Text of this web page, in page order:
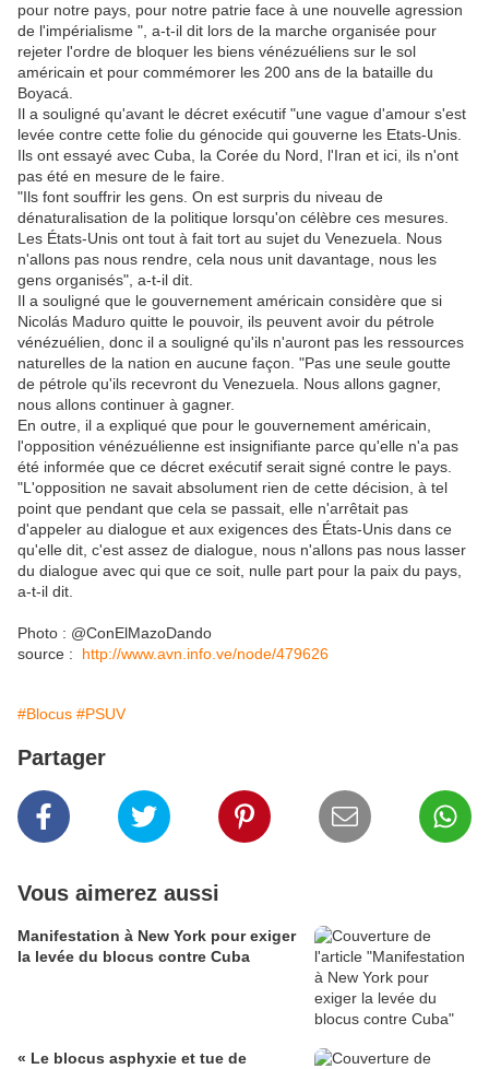
pour notre pays, pour notre patrie face à une nouvelle agression
de l'impérialisme ", a-t-il dit lors de la marche organisée pour
rejeter l'ordre de bloquer les biens vénézuéliens sur le sol
américain et pour commémorer les 200 ans de la bataille du
Boyacá.
Il a souligné qu'avant le décret exécutif "une vague d'amour s'est
levée contre cette folie du génocide qui gouverne les Etats-Unis.
Ils ont essayé avec Cuba, la Corée du Nord, l'Iran et ici, ils n'ont
pas été en mesure de le faire.
"Ils font souffrir les gens. On est surpris du niveau de
dénaturalisation de la politique lorsqu'on célèbre ces mesures.
Les États-Unis ont tout à fait tort au sujet du Venezuela. Nous
n'allons pas nous rendre, cela nous unit davantage, nous les
gens organisés", a-t-il dit.
Il a souligné que le gouvernement américain considère que si
Nicolás Maduro quitte le pouvoir, ils peuvent avoir du pétrole
vénézuélien, donc il a souligné qu'ils n'auront pas les ressources
naturelles de la nation en aucune façon. "Pas une seule goutte
de pétrole qu'ils recevront du Venezuela. Nous allons gagner,
nous allons continuer à gagner.
En outre, il a expliqué que pour le gouvernement américain,
l'opposition vénézuélienne est insignifiante parce qu'elle n'a pas
été informée que ce décret exécutif serait signé contre le pays.
"L'opposition ne savait absolument rien de cette décision, à tel
point que pendant que cela se passait, elle n'arrêtait pas
d'appeler au dialogue et aux exigences des États-Unis dans ce
qu'elle dit, c'est assez de dialogue, nous n'allons pas nous lasser
du dialogue avec qui que ce soit, nulle part pour la paix du pays,
a-t-il dit.
Photo : @ConElMazoDando
source : http://www.avn.info.ve/node/479626
#Blocus #PSUV
Partager
Vous aimerez aussi
Manifestation à New York pour exiger
la levée du blocus contre Cuba
« Le blocus asphyxie et tue de